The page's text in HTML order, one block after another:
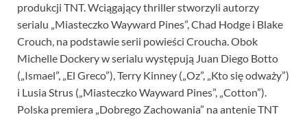
produkcji TNT. Wciągający thriller stworzyli autorzy
serialu „Miasteczko Wayward Pines”, Chad Hodge i Blake
Crouch, na podstawie serii powieści Croucha. Obok
Michelle Dockery w serialu występują Juan Diego Botto
(„Ismael”, „El Greco”), Terry Kinney („Oz”, „Kto się odważy”)
i Lusia Strus („Miasteczko Wayward Pines”, „Cotton”).
Polska premiera „Dobrego Zachowania” na antenie TNT